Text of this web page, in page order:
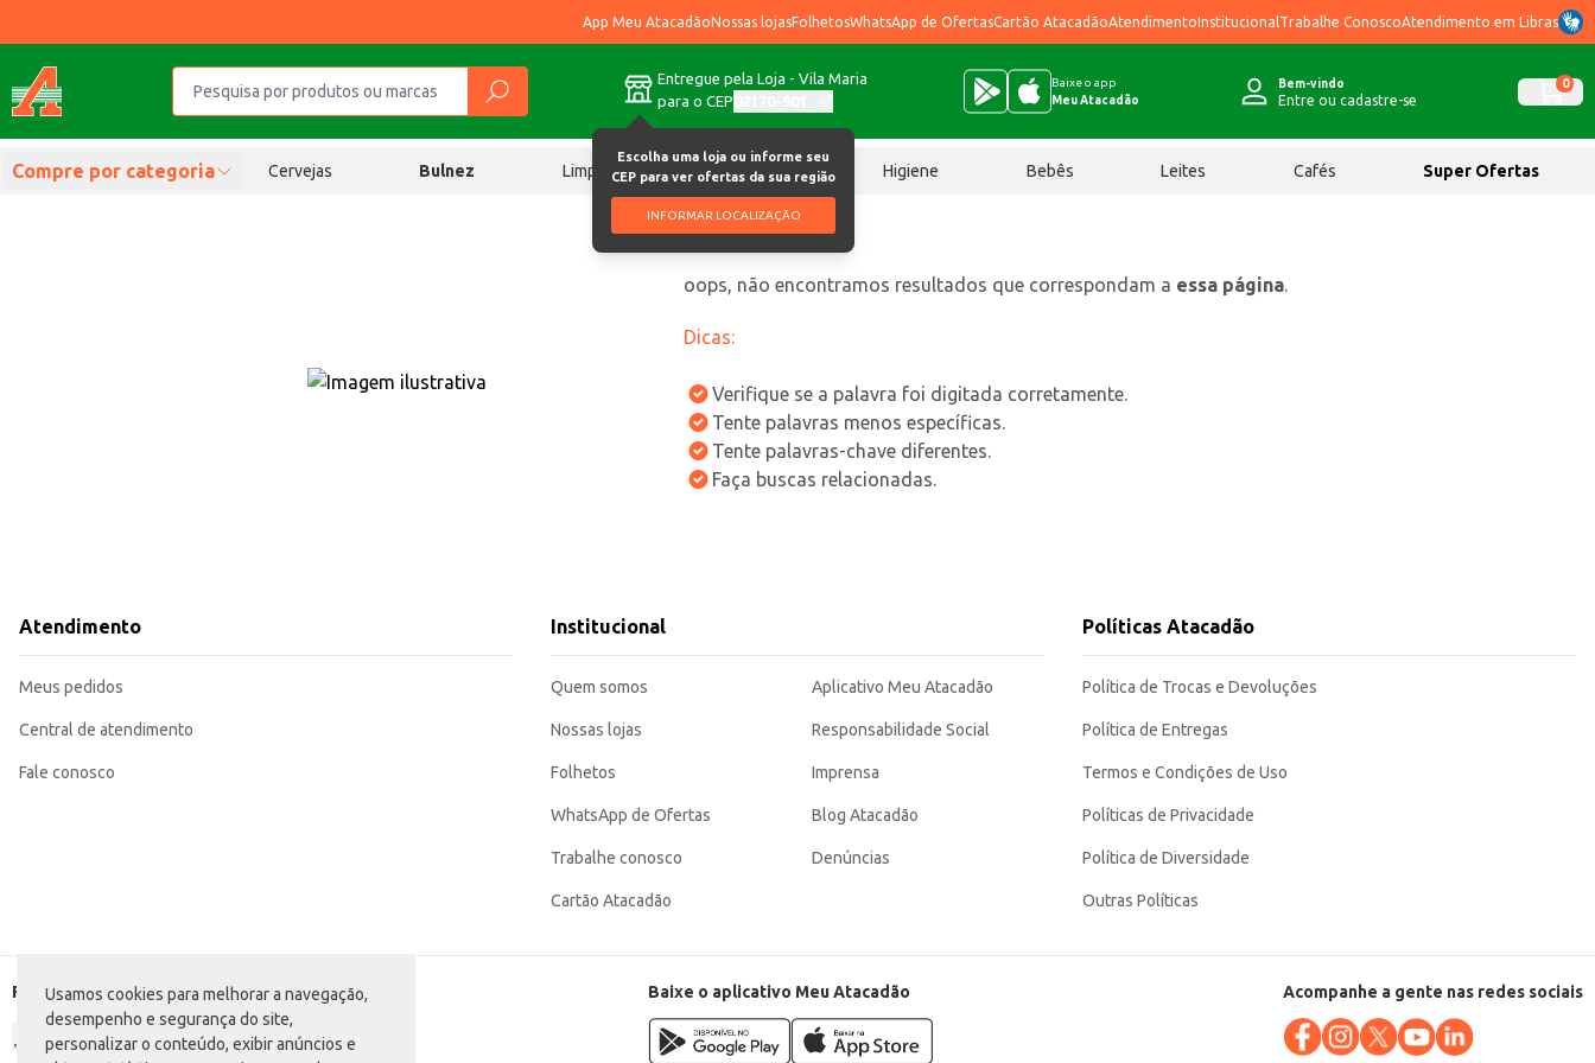
Usamos cookies para melhorar a navegação,
desempenho e segurança do site,
personalizar o conteúdo, exibir anúncios e
App Meu AtacadãoNossas lojasFolhetosWhatsApp de OfertasCartão AtacadãoAtendimentoInstitucional Trabalhe ConoscoAtendimento em Libras
Entregue pela Loja - Vila Maria
para o CEP
Escolha uma loja ou informe seu
CEP para ver ofertas da sua região
INFORMAR LOCALIZAÇÃO
Baixe o app
Meu Atacadão
Bem-vindo
Entre ou cadastre-se
0
Compre por categoria Cervejas Bulnez Limpeza Chocolates Higiene Bebês Leites Cafés Super Ofertas
oops, não encontramos resultados que correspondam a essa página.
Dicas:
Verifique se a palavra foi digitada corretamente.
Tente palavras menos específicas.
Tente palavras-chave diferentes.
Faça buscas relacionadas.
Atendimento
Meus pedidos
Central de atendimento
Fale conosco
Institucional
Quem somos
Nossas lojas
Folhetos
WhatsApp de Ofertas
Trabalhe conosco
Cartão Atacadão
Aplicativo Meu Atacadão
Responsabilidade Social
Imprensa
Blog Atacadão
Denúncias
Políticas Atacadão
Política de Trocas e Devoluções
Política de Entregas
Termos e Condições de Uso
Políticas de Privacidade
Política de Diversidade
Outras Políticas
Formas de pagamento Baixe o aplicativo Meu Atacadão Acompanhe a gente nas redes sociais